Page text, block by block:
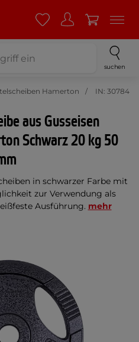
suchen
Hamerton IN: 30784
aus Gusseisen
Schwarz 20 kg 50
in schwarzer Farbe mit
zur Verwendung als
Ausführung. mehr